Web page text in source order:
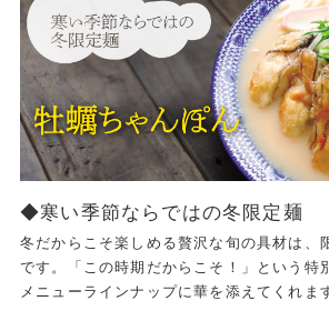
◆寒い季節ならではの冬限定麺
冬だからこそ楽しめる贅沢な旬の具材は、
です。「この時期だからこそ！」という特
メニューラインナップに華を添えてくれま